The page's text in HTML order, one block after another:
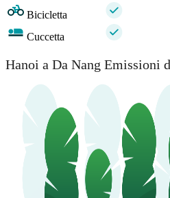
Bicicletta
Cuccetta
Hanoi a Da Nang Emissioni